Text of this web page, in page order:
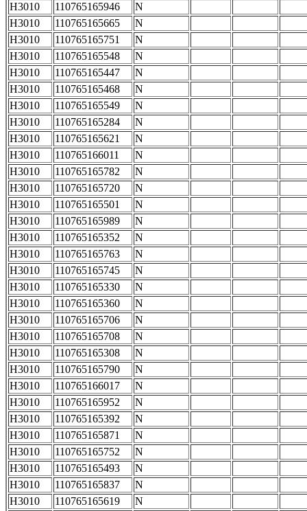
H3010
110765165946
N
H3010
110765165665
N
H3010
110765165751
N
H3010
110765165548
N
H3010
110765165447
N
H3010
110765165468
N
H3010
110765165549
N
H3010
110765165284
N
H3010
110765165621
N
H3010
110765166011
N
H3010
110765165782
N
H3010
110765165720
N
H3010
110765165501
N
H3010
110765165989
N
H3010
110765165352
N
H3010
110765165763
N
H3010
110765165745
N
H3010
110765165330
N
H3010
110765165360
N
H3010
110765165706
N
H3010
110765165708
N
H3010
110765165308
N
H3010
110765165790
N
H3010
110765166017
N
H3010
110765165952
N
H3010
110765165392
N
H3010
110765165871
N
H3010
110765165752
N
H3010
110765165493
N
H3010
110765165837
N
H3010
110765165619
N